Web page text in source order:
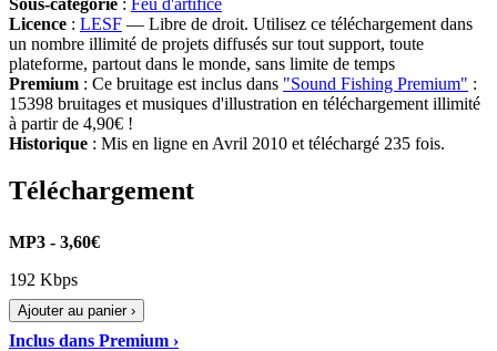
Licence : LESF — Libre de droit. Utilisez ce téléchargement dans
un nombre illimité de projets diffusés sur tout support, toute
plateforme, partout dans le monde, sans limite de temps
Premium : Ce bruitage est inclus dans "Sound Fishing Premium" :
15398 bruitages et musiques d'illustration en téléchargement illimité
à partir de 4,90€ !
Historique : Mis en ligne en Avril 2010 et téléchargé 235 fois.
Téléchargement
MP3 - 3,60€
192 Kbps
Ajouter au panier ›
Inclus dans Premium ›